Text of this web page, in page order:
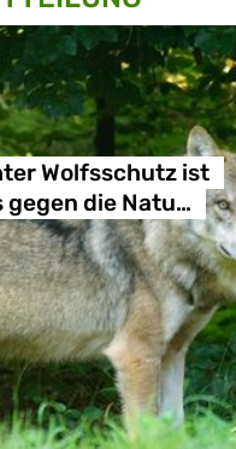
Wolfsschutz ist
gegen die Natu…